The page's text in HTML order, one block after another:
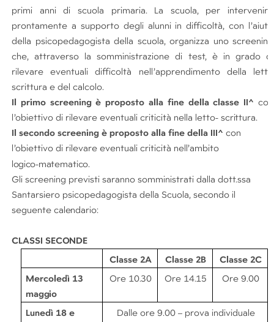
primi anni di scuola primaria. La scuola, per intervenire
prontamente a supporto degli alunni in difficoltà, con l’aiuto
della psicopedagogista della scuola, organizza uno screening
che, attraverso la somministrazione di test, è in grado di
rilevare eventuali difficoltà nell’apprendimento della letto
scrittura e del calcolo.
Il primo screening è proposto alla fine della classe II^ con
l’obiettivo di rilevare eventuali criticità nella letto- scrittura.
Il secondo screening è proposto alla fine della III^ con
l’obiettivo di rilevare eventuali criticità nell’ambito
logico-matematico.
Gli screening previsti saranno somministrati dalla dott.ssa
Santarsiero psicopedagogista della Scuola, secondo il
seguente calendario:
CLASSI SECONDE
Classe 2A Classe 2B Classe 2C
Mercoledì 13
maggio
Ore 10.30 Ore 14.15 Ore9.00
Lunedì 18 e
Dalle ore 9.00 – prova individuale